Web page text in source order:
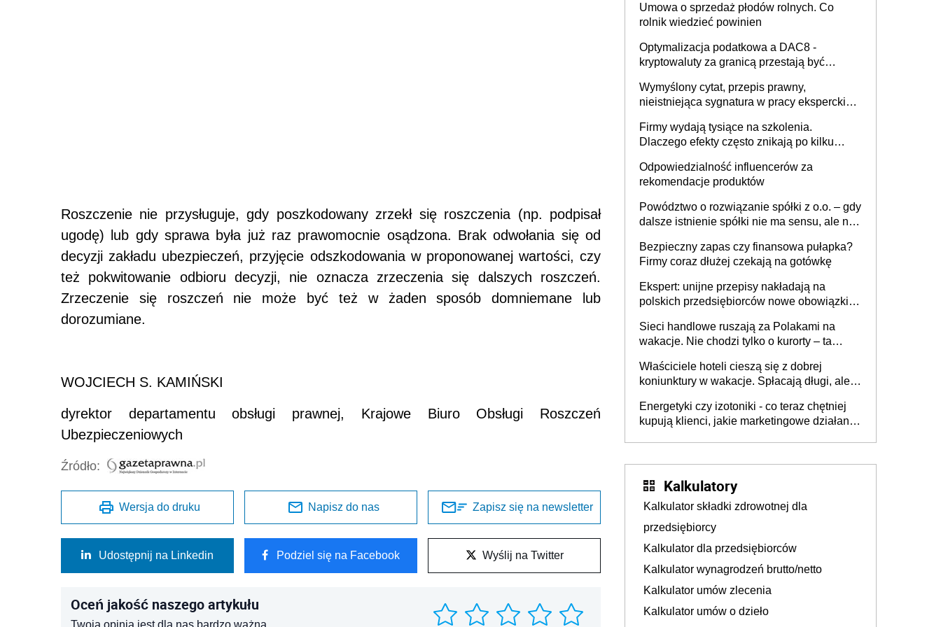
Roszczenie nie przysługuje, gdy poszkodowany zrzekł się roszczenia (np. podpisał
ugodę) lub gdy sprawa była już raz prawomocnie osądzona. Brak odwołania się od
decyzji zakładu ubezpieczeń, przyjęcie odszkodowania w proponowanej wartości, czy
też pokwitowanie odbioru decyzji, nie oznacza zrzeczenia się dalszych roszczeń.
Zrzeczenie się roszczeń nie może być też w żaden sposób domniemane lub
dorozumiane.
WOJCIECH S. KAMIŃSKI
dyrektor departamentu obsługi prawnej, Krajowe Biuro Obsługi Roszczeń
Ubezpieczeniowych
Źródło:
Wersja do druku Napisz do nas Zapisz się na newsletter
Udostępnij na Linkedin Podziel się na Facebook Wyślij na Twitter
Oceń jakość naszego artykułu
Twoja opinia jest dla nas bardzo ważna
Umowa o sprzedaż płodów rolnych. Co
rolnik wiedzieć powinien
Optymalizacja podatkowa a DAC8 -
kryptowaluty za granicą przestają być
Wymyślony cytat, przepis prawny,
nieistniejąca sygnatura w pracy eksperckiej -
firmie
Firmy wydają tysiące na szkolenia.
Dlaczego efekty często znikają po kilku
Odpowiedzialność influencerów za
rekomendacje produktów
Powództwo o rozwiązanie spółki z o.o. – gdy
dalsze istnienie spółki nie ma sensu, ale nie
Bezpieczny zapas czy finansowa pułapka?
Firmy coraz dłużej czekają na gotówkę
Ekspert: unijne przepisy nakładają na
polskich przedsiębiorców nowe obowiązki w
Sieci handlowe ruszają za Polakami na
wakacje. Nie chodzi tylko o kurorty – ta
tam, gdzie wielu spędzi urlop po cichu
Właściciele hoteli cieszą się z dobrej
koniunktury w wakacje. Spłacają długi, ale
Energetyki czy izotoniki - co teraz chętniej
kupują klienci, jakie marketingowe działania
Kalkulatory
Kalkulator składki zdrowotnej dla
przedsiębiorcy
Kalkulator dla przedsiębiorców
Kalkulator wynagrodzeń brutto/netto
Kalkulator umów zlecenia
Kalkulator umów o dzieło